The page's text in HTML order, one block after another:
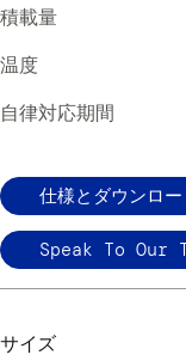
積載量
温度
自律対応期間
仕様とダウンロー
Speak To Our
サイズ